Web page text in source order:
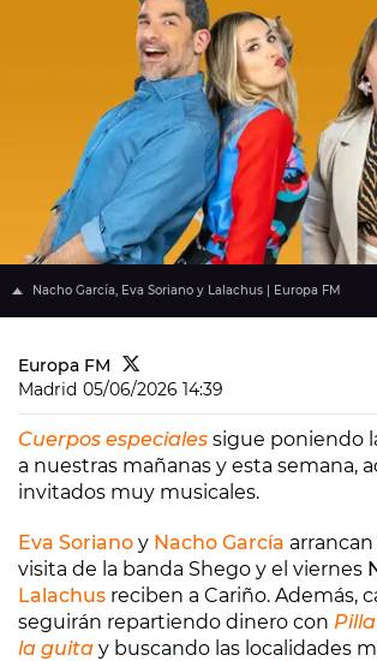
Nacho García, Eva Soriano y Lalachus | Europa FM
Europa FM
Madrid 05/06/2026 14:39
Cuerpos especiales sigue poniendo
a nuestras mañanas y esta semana,
invitados muy musicales.
Eva Soriano y Nacho García
visita de la banda Shego y el viernes
Lalachus reciben a Cariño. Además,
seguirán repartiendo dinero con
la guita y buscando las localidades